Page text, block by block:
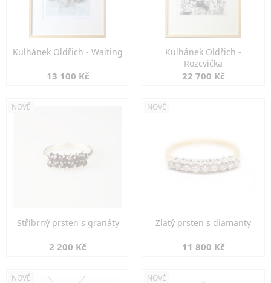
Kulhánek Oldřich - Waiting
13 100 Kč
Kulhánek Oldřich -
Rozcvička
22 700 Kč
NOVÉ
Stříbrný prsten s granáty
2 200 Kč
NOVÉ
Zlatý prsten s diamanty
11 800 Kč
NOVÉ NOVÉ